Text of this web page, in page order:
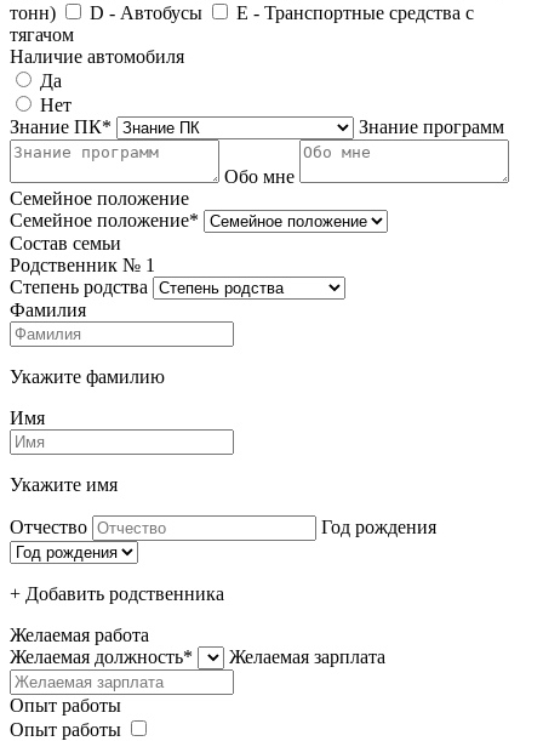
тонн)
D - Автобусы
E - Транспортные средства с
тягачом
Наличие автомобиля
Да
Нет
Знание ПК*
Знание программ
Обо мне
Семейное положение
Семейное положение*
Состав семьи
Родственник № 1
Степень родства
Фамилия
Укажите фамилию
Имя
Укажите имя
Отчество Год рождения
+ Добавить родcтвенника
Желаемая работа
Желаемая должность*
Желаемая зарплата
Опыт работы
Опыт работы